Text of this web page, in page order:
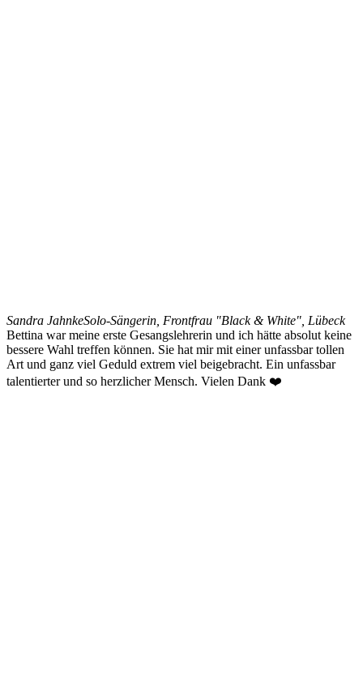
Sandra JahnkeSolo-Sängerin, Frontfrau "Black & White", Lübeck
Bettina war meine erste Gesangslehrerin und ich hätte absolut keine
bessere Wahl treffen können. Sie hat mir mit einer unfassbar tollen
Art und ganz viel Geduld extrem viel beigebracht. Ein unfassbar
talentierter und so herzlicher Mensch. Vielen Dank ❤️